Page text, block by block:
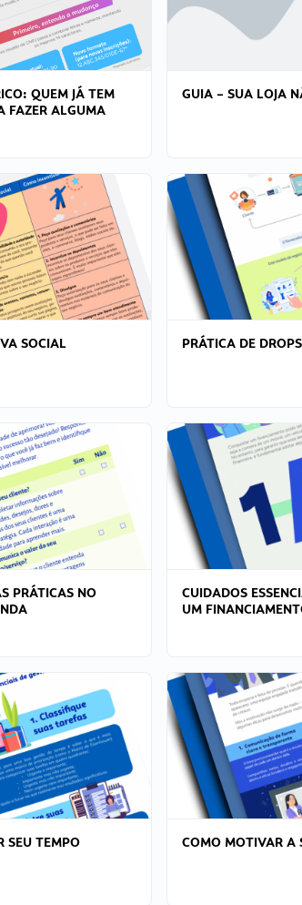
QUEM JÁ TEM
FAZER ALGUMA
GUIA – SUA LOJA
SOCIAL PRÁTICA DE
PRÁTICAS NO
CUIDADOS
UM
SEU TEMPO COMO MOTIVAR A